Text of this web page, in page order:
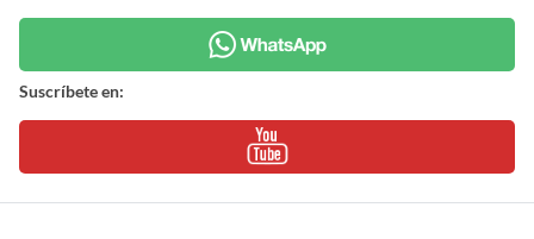
Suscríbete en: